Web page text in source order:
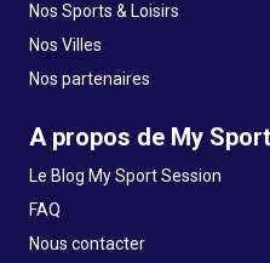
Nos Sports & Loisirs
Nos Villes
Nos partenaires
A propos de My
Le Blog My Sport Session
FAQ
Nous contacter